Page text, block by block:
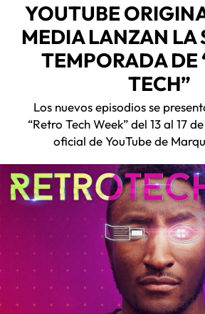
YOUTUBE
MEDIA LANZAN LA
TEMPORADA DE
TECH”
Los nuevos episodios se
“Retro Tech Week” del 13 al 17
oficial de YouTube de